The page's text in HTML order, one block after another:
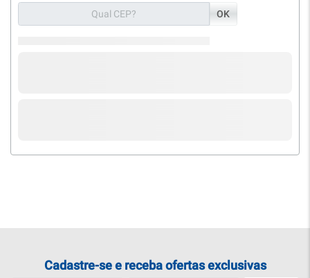
OK
Cadastre-se e receba ofertas exclusivas